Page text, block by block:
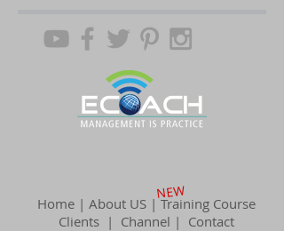
Home | About US | Training Course
Clients | Channel | Contact
NEW